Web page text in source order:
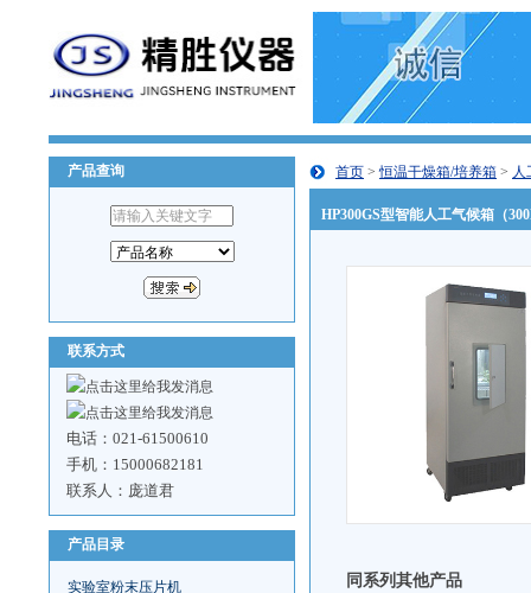
产品查询
联系方式
电话：021-61500610
手机：15000682181
联系人：庞道君
产品目录
实验室粉末压片机
首页 >恒温干燥箱/培养箱 > 人
HP300GS型智能人工气候箱（
同系列其他产品